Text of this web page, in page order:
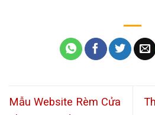
Mẫu Website Rèm Cửa